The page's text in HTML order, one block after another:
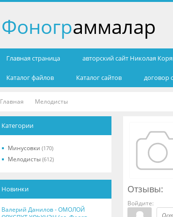
Фонограммалар
Главная страница авторский сайт Николая
Каталог файлов Каталог сайтов договор
Главная Мелодисты
Отзывы:
Войдите:
Категории
Минусовки (170)
Мелодисты (612)
Новинки
Валерий Данилов - ОМОЛОЙ